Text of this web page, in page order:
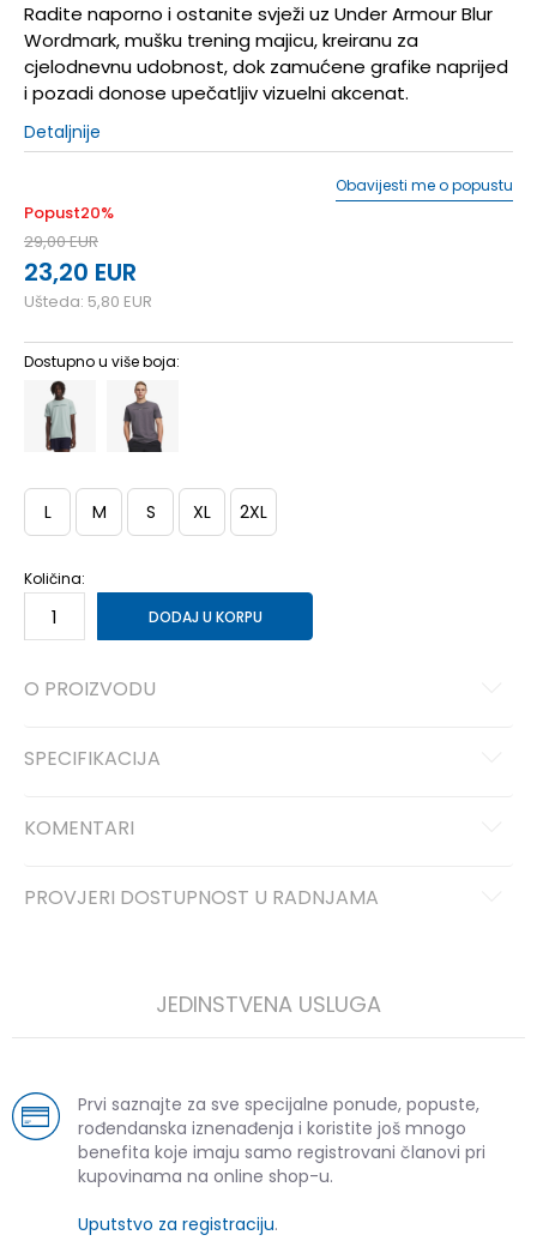
Radite naporno i ostanite svježi uz Under Armour Blur
Wordmark, mušku trening majicu, kreiranu za
cjelodnevnu udobnost, dok zamućene grafike naprijed
i pozadi donose upečatljiv vizuelni akcenat.
Detaljnije
Popust20%
29,00EUR
23,20 EUR
Ušteda: 5,80 EUR
Obavijesti me o popustu
Dostupno u više boja:
L M S XL 2XL
Količina:
DODAJ U KORPU
O PROIZVODU
SPECIFIKACIJA
KOMENTARI
PROVJERI DOSTUPNOST U RADNJAMA
JEDINSTVENA USLUGA
Prvi saznajte za sve specijalne ponude, popuste,
rođendanska iznenađenja i koristite još mnogo
benefita koje imaju samo registrovani članovi pri
kupovinama na online shop-u.
Uputstvo za registraciju.